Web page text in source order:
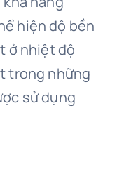
hiện độ bền
ở nhiệt độ
trong những
sử dụng